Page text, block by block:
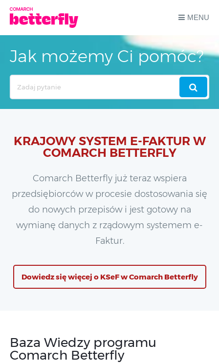
MENU
Jak możemy Ci pomóc?
KRAJOWY SYSTEM E-FAKTUR W
COMARCH BETTERFLY
Comarch Betterfly już teraz wspiera
przedsiębiorców w procesie dostosowania się
do nowych przepisów i jest gotowy na
wymianę danych z rządowym systemem e-
Faktur.
Dowiedz się więcej o KSeF w Comarch Betterfly
Baza Wiedzy programu
Comarch Betterfly